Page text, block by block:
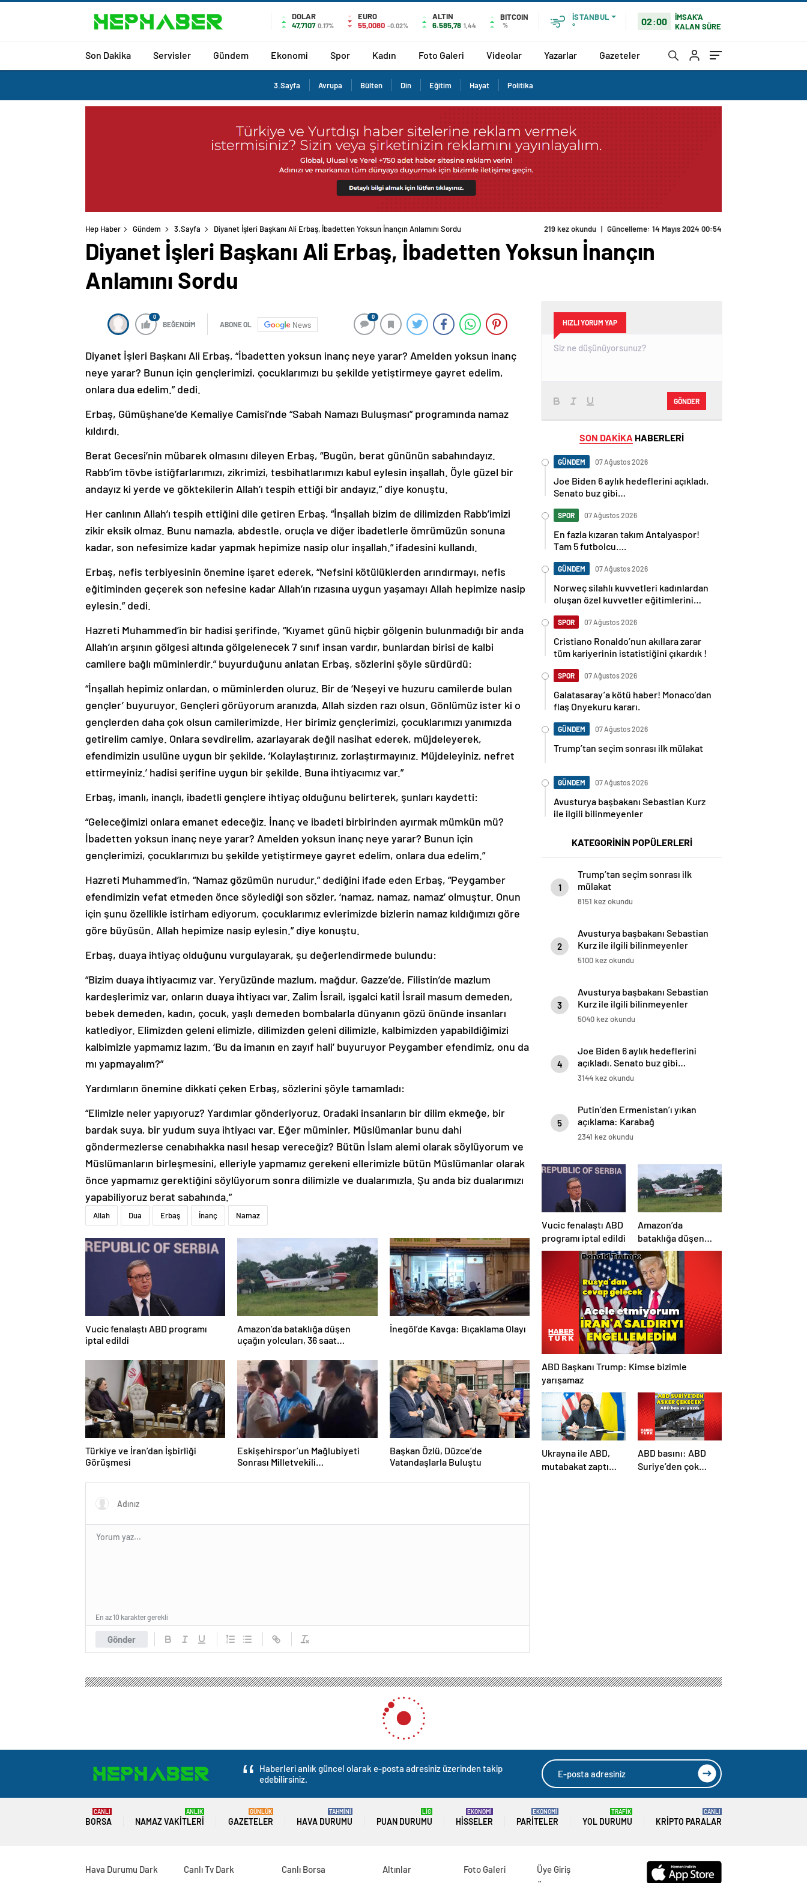
DOLAR
47,7107 0.17%
EURO
55,0080 -0.02%
ALTIN
6.585,78 1,44
BITCOIN
%
İSTANBUL
°
02:00
İMSAK'A
KALAN SÜRE
Son Dakika Servisler Gündem Ekonomi Spor Kadın Foto Galeri Videolar Yazarlar Gazeteler
3.Sayfa Avrupa Bülten Din Eğitim Hayat Politika
Hep Haber Gündem 3.Sayfa Diyanet İşleri Başkanı Ali Erbaş, İbadetten Yoksun İnançın Anlamını Sordu 219 kez okundu | Güncelleme: 14 Mayıs 2024 00:54
Diyanet İşleri Başkanı Ali Erbaş, İbadetten Yoksun İnançın
Anlamını Sordu
0
BEĞENDİM ABONE OL News
0
Diyanet İşleri Başkanı Ali Erbaş, “İbadetten yoksun inanç neye yarar? Amelden yoksun inanç
neye yarar? Bunun için gençlerimizi, çocuklarımızı bu şekilde yetiştirmeye gayret edelim,
onlara dua edelim.” dedi.
Erbaş, Gümüşhane’de Kemaliye Camisi’nde “Sabah Namazı Buluşması” programında namaz
kıldırdı.
Berat Gecesi’nin mübarek olmasını dileyen Erbaş, “Bugün, berat gününün sabahındayız.
Rabb’im tövbe istiğfarlarımızı, zikrimizi, tesbihatlarımızı kabul eylesin inşallah. Öyle güzel bir
andayız ki yerde ve göktekilerin Allah’ı tespih ettiği bir andayız.” diye konuştu.
Her canlının Allah’ı tespih ettiğini dile getiren Erbaş, “İnşallah bizim de dilimizden Rabb’imizi
zikir eksik olmaz. Bunu namazla, abdestle, oruçla ve diğer ibadetlerle ömrümüzün sonuna
kadar, son nefesimize kadar yapmak hepimize nasip olur inşallah.” ifadesini kullandı.
Erbaş, nefis terbiyesinin önemine işaret ederek, “Nefsini kötülüklerden arındırmayı, nefis
eğitiminden geçerek son nefesine kadar Allah’ın rızasına uygun yaşamayı Allah hepimize nasip
eylesin.” dedi.
Hazreti Muhammed’in bir hadisi şerifinde, “Kıyamet günü hiçbir gölgenin bulunmadığı bir anda
Allah’ın arşının gölgesi altında gölgelenecek 7 sınıf insan vardır, bunlardan birisi de kalbi
camilere bağlı müminlerdir.” buyurduğunu anlatan Erbaş, sözlerini şöyle sürdürdü:
“İnşallah hepimiz onlardan, o müminlerden oluruz. Bir de ‘Neşeyi ve huzuru camilerde bulan
gençler’ buyuruyor. Gençleri görüyorum aranızda, Allah sizden razı olsun. Gönlümüz ister ki o
gençlerden daha çok olsun camilerimizde. Her birimiz gençlerimizi, çocuklarımızı yanımızda
getirelim camiye. Onlara sevdirelim, azarlayarak değil nasihat ederek, müjdeleyerek,
efendimizin usulüne uygun bir şekilde, ‘Kolaylaştırınız, zorlaştırmayınız. Müjdeleyiniz, nefret
ettirmeyiniz.’ hadisi şerifine uygun bir şekilde. Buna ihtiyacımız var.”
Erbaş, imanlı, inançlı, ibadetli gençlere ihtiyaç olduğunu belirterek, şunları kaydetti:
“Geleceğimizi onlara emanet edeceğiz. İnanç ve ibadeti birbirinden ayırmak mümkün mü?
İbadetten yoksun inanç neye yarar? Amelden yoksun inanç neye yarar? Bunun için
gençlerimizi, çocuklarımızı bu şekilde yetiştirmeye gayret edelim, onlara dua edelim.”
Hazreti Muhammed’in, “Namaz gözümün nurudur.” dediğini ifade eden Erbaş, “Peygamber
efendimizin vefat etmeden önce söylediği son sözler, ‘namaz, namaz, namaz’ olmuştur. Onun
için şunu özellikle istirham ediyorum, çocuklarımız evlerimizde bizlerin namaz kıldığımızı göre
göre büyüsün. Allah hepimize nasip eylesin.” diye konuştu.
Erbaş, duaya ihtiyaç olduğunu vurgulayarak, şu değerlendirmede bulundu:
“Bizim duaya ihtiyacımız var. Yeryüzünde mazlum, mağdur, Gazze’de, Filistin’de mazlum
kardeşlerimiz var, onların duaya ihtiyacı var. Zalim İsrail, işgalci katil İsrail masum demeden,
bebek demeden, kadın, çocuk, yaşlı demeden bombalarla dünyanın gözü önünde insanları
katlediyor. Elimizden geleni elimizle, dilimizden geleni dilimizle, kalbimizden yapabildiğimizi
kalbimizle yapmamız lazım. ‘Bu da imanın en zayıf hali’ buyuruyor Peygamber efendimiz, onu da
mı yapmayalım?”
Yardımların önemine dikkati çeken Erbaş, sözlerini şöyle tamamladı:
“Elimizle neler yapıyoruz? Yardımlar gönderiyoruz. Oradaki insanların bir dilim ekmeğe, bir
bardak suya, bir yudum suya ihtiyacı var. Eğer müminler, Müslümanlar bunu dahi
göndermezlerse cenabıhakka nasıl hesap vereceğiz? Bütün İslam alemi olarak söylüyorum ve
Müslümanların birleşmesini, elleriyle yapmamız gerekeni ellerimizle bütün Müslümanlar olarak
önce yapmamız gerektiğini söylüyorum sonra dilimizle ve dualarımızla. Şu anda biz dualarımızı
yapabiliyoruz berat sabahında.”
Allah Dua Erbaş İnanç Namaz
Vucic fenalaştı ABD programı
iptal edildi
Amazon’da bataklığa düşen
uçağın yolcuları, 36 saat
İnegöl’de Kavga: Bıçaklama Olayı
Türkiye ve İran’dan İşbirliği
Görüşmesi
Eskişehirspor’un Mağlubiyeti
Sonrası Milletvekili
Başkan Özlü, Düzce’de
Vatandaşlarla Buluştu
Gönder
En az 10 karakter gerekli
HIZLI YORUM YAP
GÖNDER
SON DAKİKA HABERLERİ
GÜNDEM 07 Ağustos 2026
Joe Biden 6 aylık hedeflerini açıkladı.
Senato buz gibi…
SPOR 07 Ağustos 2026
En fazla kızaran takım Antalyaspor!
Tam 5 futbolcu….
GÜNDEM 07 Ağustos 2026
Norweç silahlı kuvvetleri kadınlardan
oluşan özel kuvvetler eğitimlerini
SPOR 07 Ağustos 2026
Cristiano Ronaldo’nun akıllara zarar
tüm kariyerinin istatistiğini çıkardık !
SPOR 07 Ağustos 2026
Galatasaray’a kötü haber! Monaco’dan
flaş Onyekuru kararı.
GÜNDEM 07 Ağustos 2026
Trump’tan seçim sonrası ilk mülakat
GÜNDEM 07 Ağustos 2026
Avusturya başbakanı Sebastian Kurz
ile ilgili bilinmeyenler
KATEGORİNİN POPÜLERLERİ
1
Trump’tan seçim sonrası ilk
mülakat
8151 kez okundu
2
Avusturya başbakanı Sebastian
Kurz ile ilgili bilinmeyenler
5100 kez okundu
3
Avusturya başbakanı Sebastian
Kurz ile ilgili bilinmeyenler
5040 kez okundu
4
Joe Biden 6 aylık hedeflerini
açıkladı. Senato buz gibi…
3144 kez okundu
5
Putin’den Ermenistan’ı yıkan
açıklama: Karabağ
Azerbaycan’ın ayrılmaz bir
2341 kez okundu
Vucic fenalaştı ABD
programı iptal edildi
Amazon’da
bataklığa düşen
uçağın yolcuları, 36
saat kurtarılmayı
bekledi
ABD Başkanı Trump: Kimse bizimle
yarışamaz
Ukrayna ile ABD,
mutabakat zaptı
ABD basını: ABD
Suriye’den çok
Haberleri anlık güncel olarak e-posta adresiniz üzerinden takip
edebilirsiniz.
BORSA
CANLI
NAMAZ VAKITLERI
ANLIK
GAZETELER
GÜNLÜK
HAVA DURUMU
TAHMİNİ
PUAN DURUMU
LİG
HISSELER
EKONOMİ
PARITELER
EKONOMİ
YOL DURUMU
TRAFİK
KRIPTO PARALAR
CANLI
Hava Durumu Dark
Canlı Tv Dark
Canlı Borsa
Altınlar
Foto Galeri
Üye Giriş